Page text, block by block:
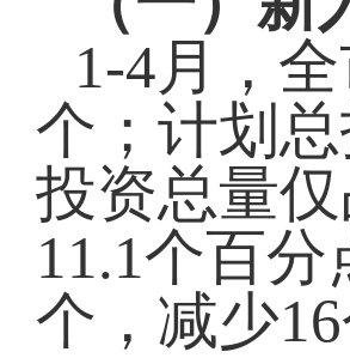
1-4月，
个；计划
投资总量
11.1个百
个，减少